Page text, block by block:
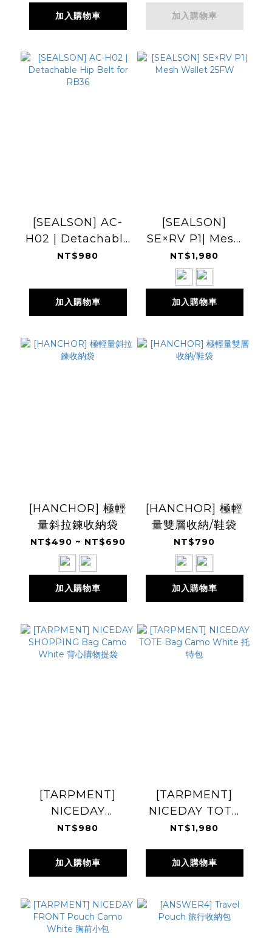
加入購物車 加入購物車
[SEALSON] AC-
H02 | Detachable
Hip Belt for RB36
NT$980
加入購物車
[SEALSON]
SE×RV P1| Mesh
Wallet 25FW
NT$1,980
加入購物車
[HANCHOR] 極輕
量斜拉鍊收納袋
NT$490 ~ NT$690
加入購物車
[HANCHOR] 極輕
量雙層收納/鞋袋
NT$790
加入購物車
[TARPMENT]
NICEDAY
SHOPPING Bag
購物提袋
NT$980
加入購物車
[TARPMENT]
NICEDAY TOTE
Bag Camo White
NT$1,980
加入購物車